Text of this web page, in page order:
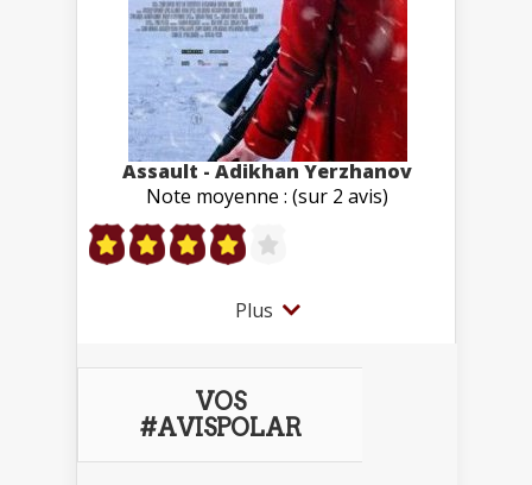
Assault - Adikhan Yerzhanov
Note moyenne : (sur 2 avis)
Plus
VOS
#AVISPOLAR